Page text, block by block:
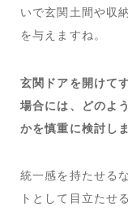
いで玄関土間や収
を与えますね。
玄関ドアを開けて
場合には、どのよ
かを慎重に検討し
統一感を持たせる
トとして目立たせ